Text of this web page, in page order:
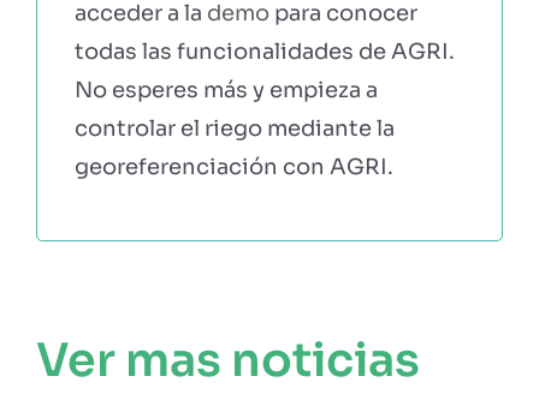
acceder a la demo para conocer
todas las funcionalidades de AGRI.
No esperes más y empieza a
controlar el riego mediante la
georeferenciación con AGRI.
Ver mas noticias